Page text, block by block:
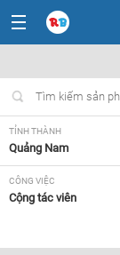
TỈNH THÀNH
Quảng Nam
CÔNG VIỆC
Cộng tác viên
Tất cả